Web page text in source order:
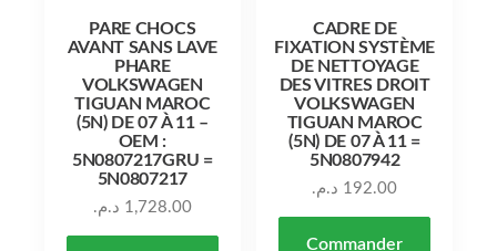
PARE CHOCS
AVANT SANS LAVE
PHARE
VOLKSWAGEN
TIGUAN MAROC
(5N) DE 07 À 11 –
OEM :
5N0807217GRU =
5N0807217
1,728.00 د.م.
CADRE DE
FIXATION SYSTÈME
DE NETTOYAGE
DES VITRES DROIT
VOLKSWAGEN
TIGUAN MAROC
(5N) DE 07 À 11 =
5N0807942
192.00 د.م.
Commander